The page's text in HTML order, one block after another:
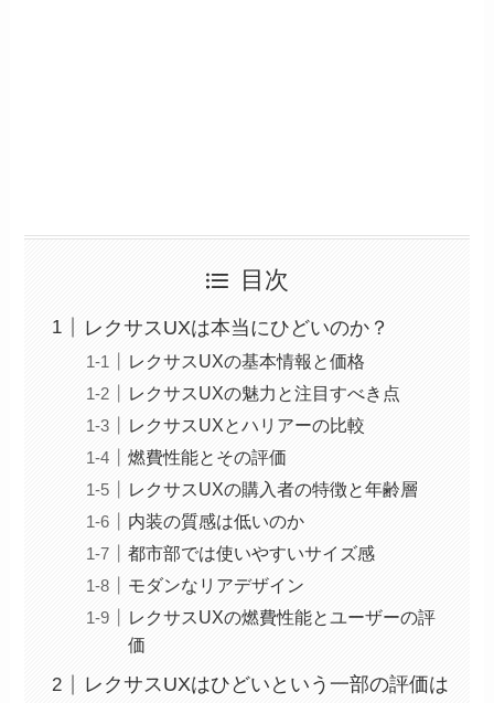
目次
レクサスUXは本当にひどいのか？
レクサスUXの基本情報と価格
レクサスUXの魅力と注目すべき点
レクサスUXとハリアーの比較
燃費性能とその評価
レクサスUXの購入者の特徴と年齢層
内装の質感は低いのか
都市部では使いやすいサイズ感
モダンなリアデザイン
レクサスUXの燃費性能とユーザーの評
価
レクサスUXはひどいという一部の評価は